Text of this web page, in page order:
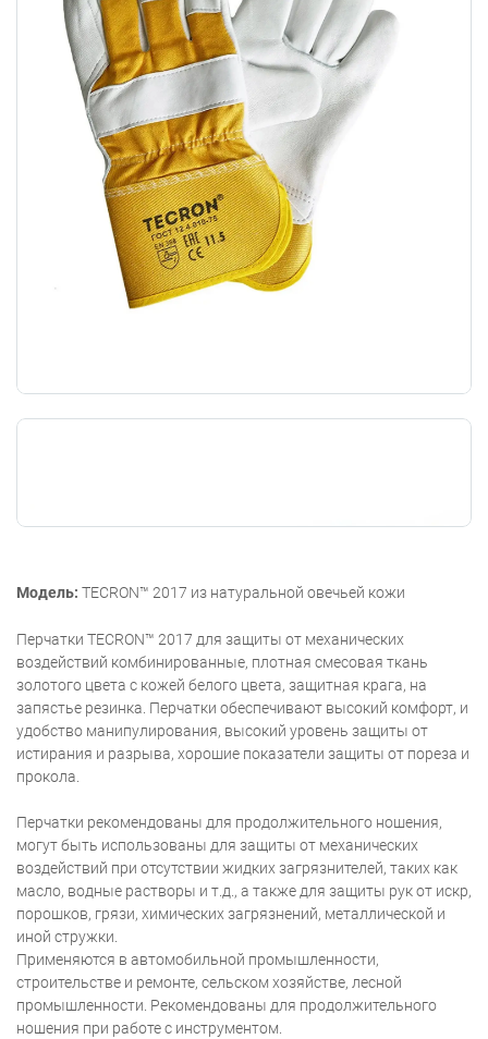
Модель: TECRON™ 2017 из натуральной овечьей кожи
Перчатки TECRON™ 2017 для защиты от механических
воздействий комбинированные, плотная смесовая ткань
золотого цвета с кожей белого цвета, защитная крага, на
запястье резинка. Перчатки обеспечивают высокий комфорт, и
удобство манипулирования, высокий уровень защиты от
истирания и разрыва, хорошие показатели защиты от пореза и
прокола.
Перчатки рекомендованы для продолжительного ношения,
могут быть использованы для защиты от механических
воздействий при отсутствии жидких загрязнителей, таких как
масло, водные растворы и т.д., а также для защиты рук от искр,
порошков, грязи, химических загрязнений, металлической и
иной стружки.
Применяются в автомобильной промышленности,
строительстве и ремонте, сельском хозяйстве, лесной
промышленности. Рекомендованы для продолжительного
ношения при работе с инструментом.